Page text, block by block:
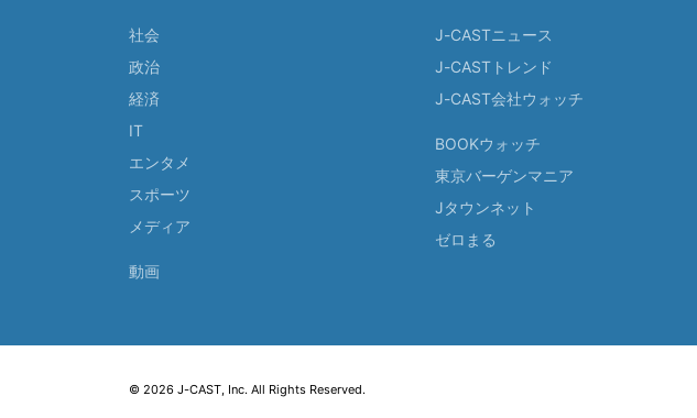
社会
政治
経済
IT
エンタメ
スポーツ
メディア
動画
J-CASTニュース
J-CASTトレンド
J-CAST会社ウォッチ
BOOKウォッチ
東京バーゲンマニア
Jタウンネット
ゼロまる
© 2026 J-CAST, Inc. All Rights Reserved.